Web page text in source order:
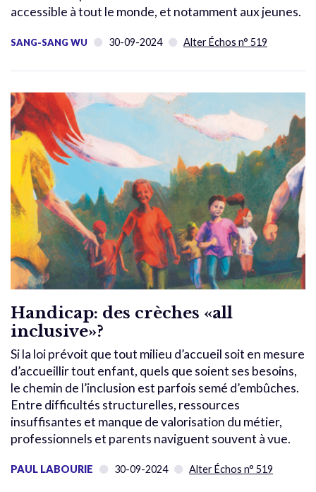
accessible à tout le monde, et notamment aux jeunes.
SANG-SANG WU 30-09-2024 Alter Échos n° 519
Handicap: des crèches «all
inclusive»?
Si la loi prévoit que tout milieu d’accueil soit en mesure
d’accueillir tout enfant, quels que soient ses besoins,
le chemin de l’inclusion est parfois semé d’embûches.
Entre difficultés structurelles, ressources
insuffisantes et manque de valorisation du métier,
professionnels et parents naviguent souvent à vue.
PAUL LABOURIE 30-09-2024 Alter Échos n° 519